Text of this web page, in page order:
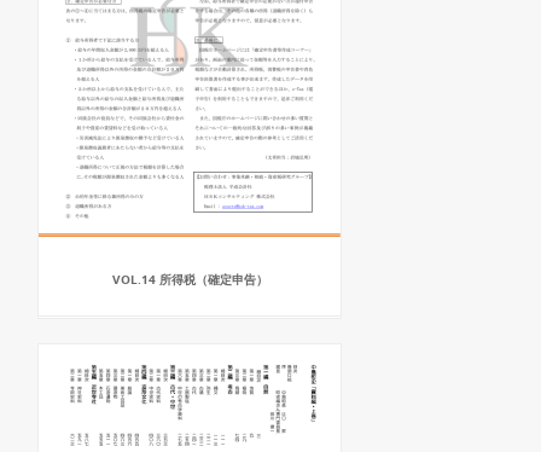
VOL.14 所得税（確定申告）